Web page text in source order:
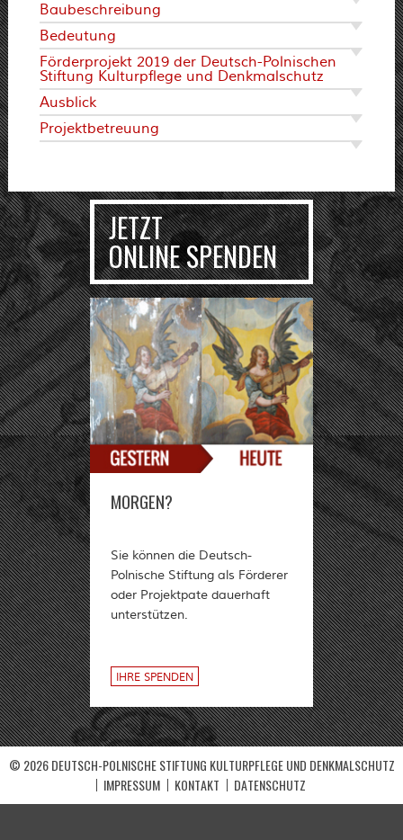
Baubeschreibung
Bedeutung
Förderprojekt 2019 der Deutsch-Polnischen
Stiftung Kulturpflege und Denkmalschutz
Ausblick
Projektbetreuung
JETZT
ONLINE SPENDEN
MORGEN?
Sie können die Deutsch-
Polnische Stiftung als Förderer
oder Projektpate dauerhaft
unterstützen.
IHRE SPENDEN
© 2026 DEUTSCH-POLNISCHE STIFTUNG KULTURPFLEGE UND DENKMALSCHUTZ
IMPRESSUM
KONTAKT DATENSCHUTZ